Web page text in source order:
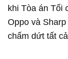
khi Tòa án Tối
Oppo và
chấm dứt tất